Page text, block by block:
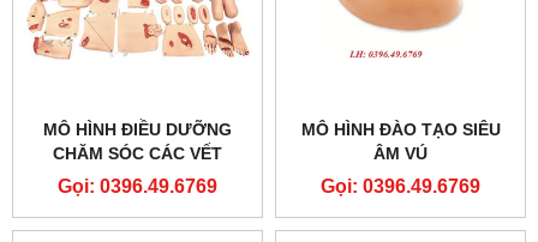
MÔ HÌNH ĐIỀU DƯỠNG
CHĂM SÓC CÁC VẾT
THƯƠNG NGOẠI KHOA
Gọi: 0396.49.6769
MÔ HÌNH ĐÀO TẠO SIÊU
ÂM VÚ
Gọi: 0396.49.6769